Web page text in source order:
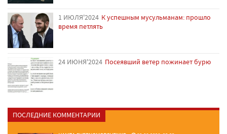
1 ИЮЛЯ'2024 К успешным мусульманам: прошло
время петлять
24 ИЮНЯ'2024 Посеявший ветер пожинает бурю
ПОСЛЕДНИЕ КОММЕНТАРИИ